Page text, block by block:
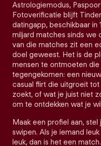
Astrologiemodus,
Fotoverificatie blijft
datingapp, beschikbaar in
miljard matches sinds we
van die matches zit een
doel geweest. Het is de
mensen te ontmoeten
tegengekomen: een
casual flirt die uitgroeit
zoekt, of wat je juist niet
om te ontdekken wat je
Maak een profiel aan,
swipen. Als je iemand
leuk, dan is het een